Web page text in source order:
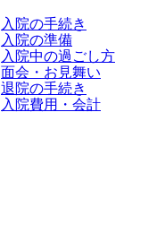
入院の手続き
入院の準備
入院中の過ごし方
面会・お見舞い
退院の手続き
入院費用・会計